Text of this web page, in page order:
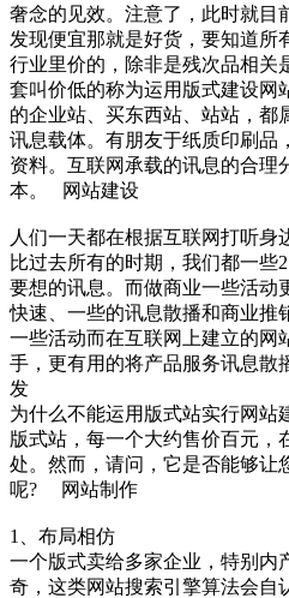
奢念的见效。注意了，此时就目
发现便宜那就是好货，要知道所
行业里价的，除非是残次品相关
套叫价低的称为运用版式建设网
的企业站、买东西站、站站，都
讯息载体。有朋友于纸质印刷品
资料。互联网承载的讯息的合理
本。 网站建设
人们一天都在根据互联网打听身
比过去所有的时期，我们都一些
要想的讯息。而做商业一些活动
快速、一些的讯息散播和商业推
一些活动而在互联网上建立的网
手，更有用的将产品服务讯息
发
为什么不能运用版式站实行网站
版式站，每一个大约售价百元，
处。然而，请问，它是否能够让
呢? 网站制作
1、布局相仿
一个版式卖给多家企业，特别内
奇，这类网站搜索引擎算法会自